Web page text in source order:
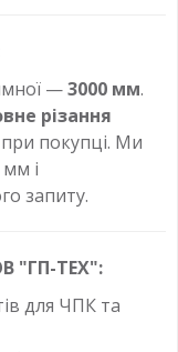
—3000 мм.
різання
покупці. Ми
і
запиту.
"ГП-ТЕХ":
для ЧПК та